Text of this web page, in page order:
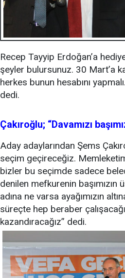
Recep Tayyip Erdoğan’a
şeyler bulursunuz. 30 Mart’a
herkes bunun hesabını
dedi.
Çakıroğlu; “Davamızı
Aday adaylarından Şems
seçim geçireceğiz.
bizler bu seçimde sadece
denilen mefkurenin
adına ne varsa ayağımızın
süreçte hep beraber
kazandıracağız” dedi.